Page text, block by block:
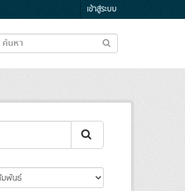
เข้าสู่ระบบ